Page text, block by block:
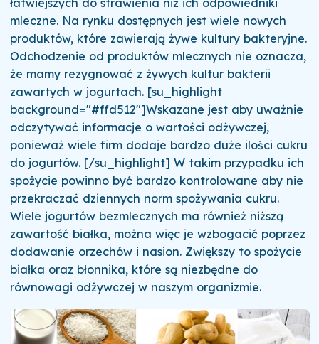
łatwiejszych do strawienia niż ich odpowiedniki
mleczne. Na rynku dostępnych jest wiele nowych
produktów, które zawierają żywe kultury bakteryjne.
Odchodzenie od produktów mlecznych nie oznacza,
że mamy rezygnować z żywych kultur bakterii
zawartych w jogurtach. [su_highlight
background="#ffd512"]Wskazane jest aby uważnie
odczytywać informacje o wartości odżywczej,
ponieważ wiele firm dodaje bardzo duże ilości cukru
do jogurtów. [/su_highlight] W takim przypadku ich
spożycie powinno być bardzo kontrolowane aby nie
przekraczać dziennych norm spożywania cukru.
Wiele jogurtów bezmlecznych ma również niższą
zawartość białka, można więc je wzbogacić poprzez
dodawanie orzechów i nasion. Zwiększy to spożycie
białka oraz błonnika, które są niezbędne do
równowagi odżywczej w naszym organizmie.